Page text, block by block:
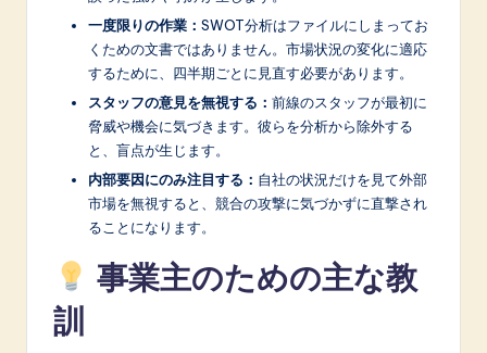
一度限りの作業： SWOT分析はファイルにしまってお
くための文書ではありません。市場状況の変化に適応
するために、四半期ごとに見直す必要があります。
スタッフの意見を無視する： 前線のスタッフが最初に
脅威や機会に気づきます。彼らを分析から除外する
と、盲点が生じます。
内部要因にのみ注目する： 自社の状況だけを見て外部
市場を無視すると、競合の攻撃に気づかずに直撃され
ることになります。
事業主のための主な教
訓